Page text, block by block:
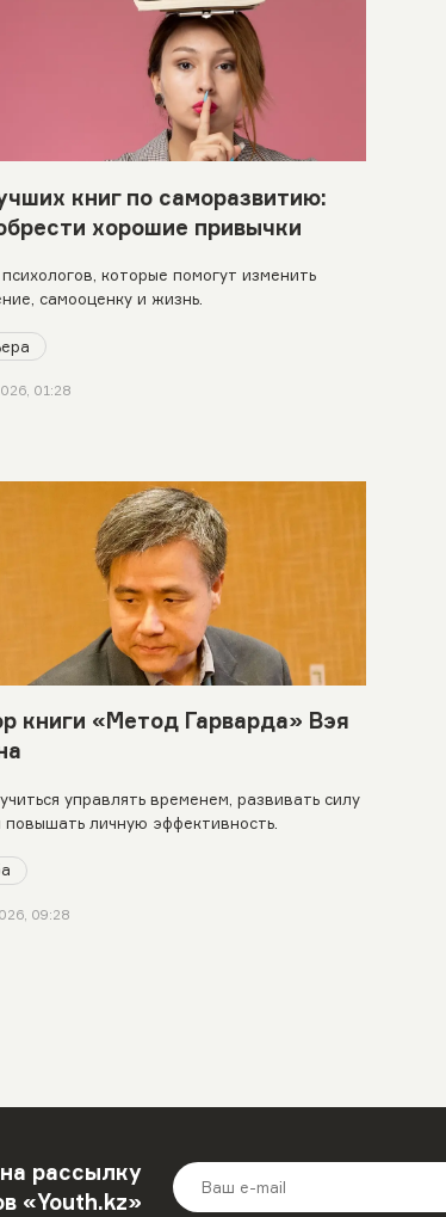
книг по саморазвитию:
хорошие привычки
которые помогут изменить
самооценку и жизнь.
01:28
книги «Метод Гарварда» Вэя
управлять временем, развивать силу
повышать личную эффективность.
09:28
рассылку
«Youth.kz»